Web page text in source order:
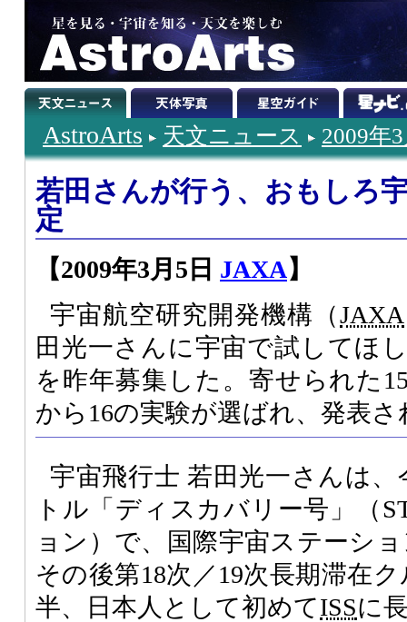
AstroArts 天文ニュース 2009年
若田さんが行う、おもしろ
定
【2009年3月5日 JAXA】
宇宙航空研究開発機構（JAXA
田光一さんに宇宙で試してほ
を昨年募集した。寄せられた
から16の実験が選ばれ、発表さ
宇宙飛行士 若田光一さんは
トル「ディスカバリー号」（
ョン）で、国際宇宙ステーシ
その後第18次／19次長期滞在
半、日本人として初めてISSに